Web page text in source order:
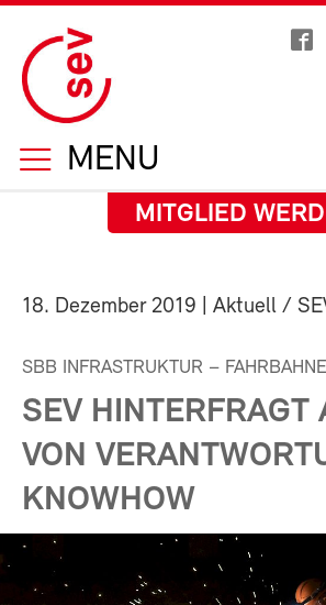
MENU
MITGLIED
18. Dezember 2019 | Aktuell /
SBB INFRASTRUKTUR –
SEV HINTERFRAGT
VON
KNOWHOW